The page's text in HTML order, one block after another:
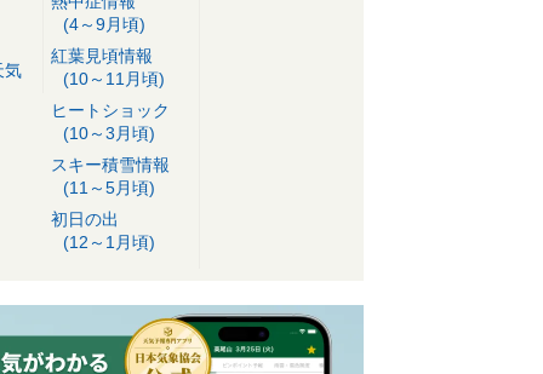
気
(4～9月頃)
紅葉見頃情報
(10～11月頃)
ヒートショック
(10～3月頃)
スキー積雪情報
(11～5月頃)
初日の出
(12～1月頃)